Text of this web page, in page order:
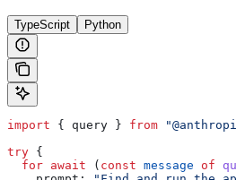
TypeScript Python
import { query } from
try {
  for
await ( const message of